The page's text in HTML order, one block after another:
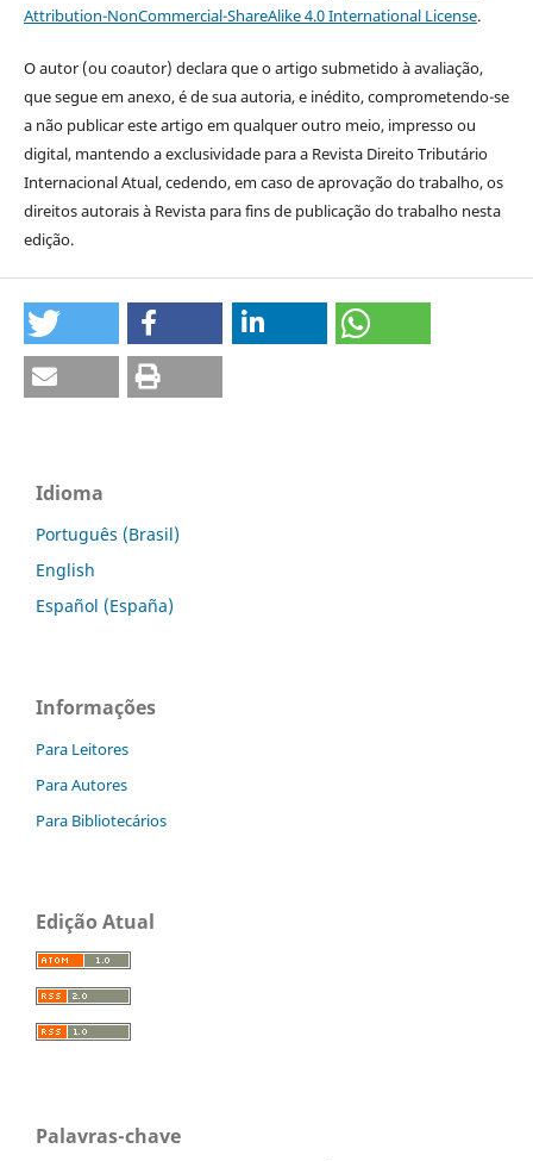
Attribution-NonCommercial-ShareAlike 4.0 International License.
O autor (ou coautor) declara que o artigo submetido à avaliação,
que segue em anexo, é de sua autoria, e inédito, comprometendo-se
a não publicar este artigo em qualquer outro meio, impresso ou
digital, mantendo a exclusividade para a Revista Direito Tributário
Internacional Atual, cedendo, em caso de aprovação do trabalho, os
direitos autorais à Revista para fins de publicação do trabalho nesta
edição.
Idioma
Português (Brasil)
English
Español (España)
Informações
Para Leitores
Para Autores
Para Bibliotecários
Edição Atual
Palavras-chave